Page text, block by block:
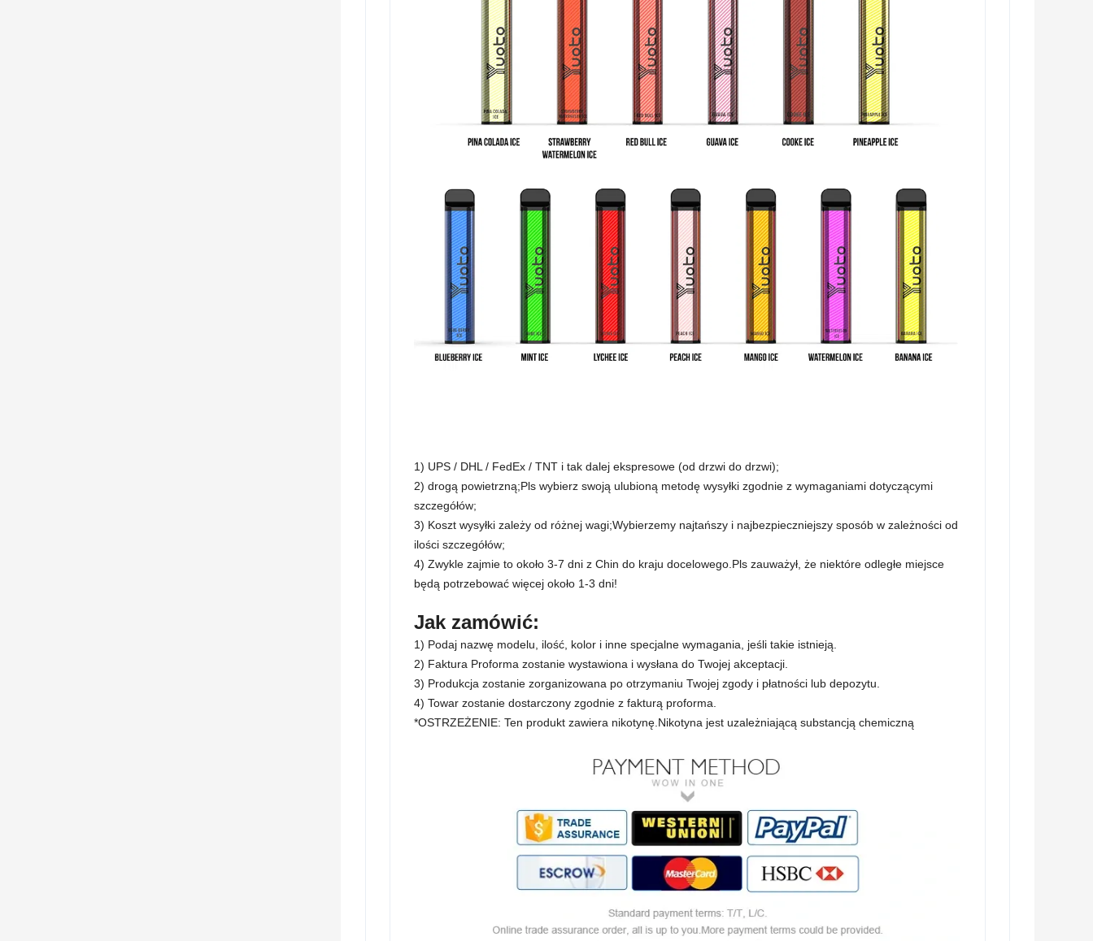
1) UPS / DHL / FedEx / TNT i tak dalej ekspresowe (od drzwi do drzwi);
2) drogą powietrzną;Pls wybierz swoją ulubioną metodę wysyłki zgodnie z wymaganiami dotyczącymi
szczegółów;
3) Koszt wysyłki zależy od różnej wagi;Wybierzemy najtańszy i najbezpieczniejszy sposób w zależności od
ilości szczegółów;
4) Zwykle zajmie to około 3-7 dni z Chin do kraju docelowego.Pls zauważył, że niektóre odległe miejsce
będą potrzebować więcej około 1-3 dni!
Jak zamówić:
1) Podaj nazwę modelu, ilość, kolor i inne specjalne wymagania, jeśli takie istnieją.
2) Faktura Proforma zostanie wystawiona i wysłana do Twojej akceptacji.
3) Produkcja zostanie zorganizowana po otrzymaniu Twojej zgody i płatności lub depozytu.
4) Towar zostanie dostarczony zgodnie z fakturą proforma.
*OSTRZEŻENIE: Ten produkt zawiera nikotynę.Nikotyna jest uzależniającą substancją chemiczną